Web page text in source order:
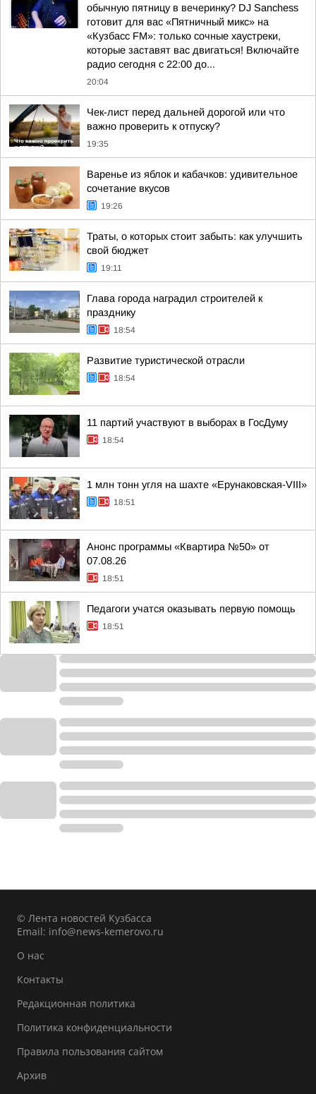
обычную пятницу в вечеринку? DJ Sanchess
готовит для вас «Пятничный микс» на
«Кузбасс FM»: только сочные хаустреки,
которые заставят вас двигаться! Включайте
радио сегодня с 22:00 до...
20:04
Чек-лист перед дальней дорогой или что
важно проверить к отпуску?
19:35
Варенье из яблок и кабачков: удивительное
сочетание вкусов
19:26
Траты, о которых стоит забыть: как улучшить
свой бюджет
19:11
Глава города наградил строителей к
празднику
18:54
Развитие туристической отрасли
18:54
11 партий участвуют в выборах в ГосДуму
18:54
1 млн тонн угля на шахте «Ерунаковская-VIII»
18:51
Анонс программы «Квартира №50» от
07.08.26
18:51
Педагоги учатся оказывать первую помощь
18:51
© Лента новостей Кузбасса
Email: info@news-kemerovo.ru
О нас
Контакты
Редакционная политика
Политика конфиденциальности
Правила пользования сайтом
Архив